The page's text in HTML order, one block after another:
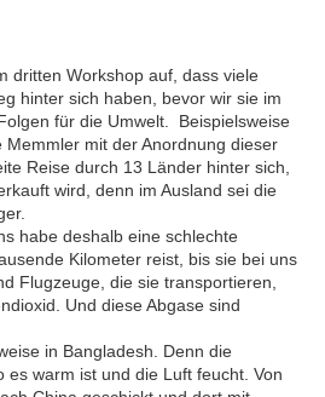
dritten Workshop auf, dass viele
hinter sich haben, bevor wir sie im
für die Umwelt. Beispielsweise
Memmler mit der Anordnung dieser
Reise durch 13 Länder hinter sich,
wird, denn im Ausland sei die
habe deshalb eine schlechte
Kilometer reist, bis sie bei uns
Flugzeuge, die sie transportieren,
Und diese Abgase sind
in Bangladesh. Denn die
es warm ist und die Luft feucht. Von